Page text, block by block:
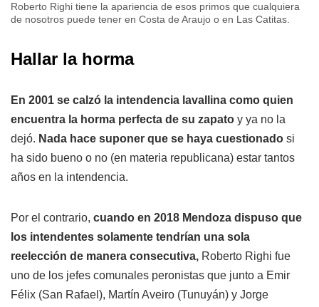
Roberto Righi tiene la apariencia de esos primos que cualquiera
de nosotros puede tener en Costa de Araujo o en Las Catitas.
Hallar la horma
En 2001 se calzó la intendencia lavallina como quien
encuentra la horma perfecta de su zapato y ya no la
dejó. Nada hace suponer que se haya cuestionado si
ha sido bueno o no (en materia republicana) estar tantos
años en la intendencia.
Por el contrario, cuando en 2018 Mendoza dispuso que
los intendentes solamente tendrían una sola
reelección de manera consecutiva, Roberto Righi fue
uno de los jefes comunales peronistas que junto a Emir
Félix (San Rafael), Martín Aveiro (Tunuyán) y Jorge